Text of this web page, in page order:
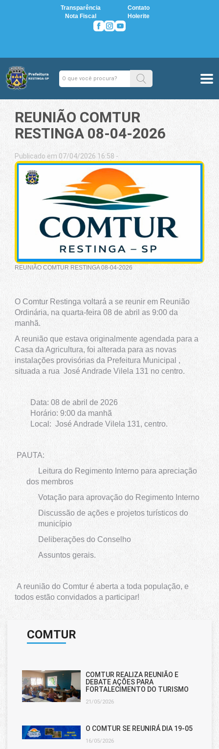
Transparência
Contato
Nota Fiscal
Holerite
REUNIÃO COMTUR
RESTINGA 08-04-2026
Publicado em 07/04/2026 16:58 -
REUNIÃO COMTUR RESTINGA 08-04-2026
O Comtur Restinga voltará a se reunir em Reunião
Ordinária, na quarta-feira 08 de abril as 9:00 da
manhã.
A reunião que estava originalmente agendada para a
Casa da Agricultura, foi alterada para as novas
instalações provisórias da Prefeitura Municipal ,
situada a rua José Andrade Vilela 131 no centro.
Data: 08 de abril de 2026
Horário: 9:00 da manhã
Local: José Andrade Vilela 131, centro.
PAUTA:
Leitura do Regimento Interno para apreciação
dos membros
Votação para aprovação do Regimento Interno
Discussão de ações e projetos turísticos do
município
Deliberações do Conselho
Assuntos gerais.
A reunião do Comtur é aberta a toda população, e
todos estão convidados a participar!
COMTUR
COMTUR REALIZA REUNIÃO E
DEBATE AÇÕES PARA
FORTALECIMENTO DO TURISMO
21/05/2026
O COMTUR SE REUNIRÁ DIA 19-05
16/05/2026